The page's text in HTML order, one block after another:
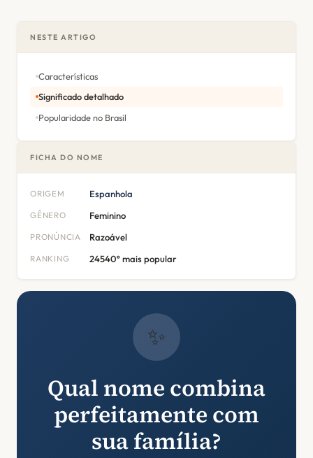
NESTE ARTIGO
Características
Significado detalhado
Popularidade no Brasil
FICHA DO NOME
ORIGEM Espanhola
GÊNERO Feminino
PRONÚNCIA Razoável
RANKING 24540º mais popular
✨
Qual nome combina
perfeitamente com
sua família?